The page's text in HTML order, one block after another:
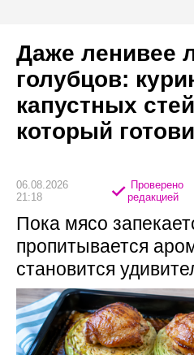
Даже ленивее
голубцов:
капустных
который
06.08.2026
21:18
Проверено
редакцией
Пока мясо
пропитывается
становится